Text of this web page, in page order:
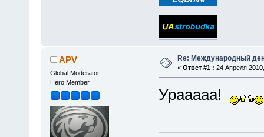
APV
Global Moderator
Hero Member
Re: Международный
« Ответ #1 : 24 Апреля
Урааааа!